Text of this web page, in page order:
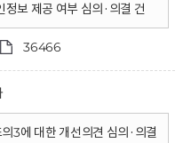
보 제공 여부 심의·의결 건
36466
3에 대한 개선의견 심의·의결